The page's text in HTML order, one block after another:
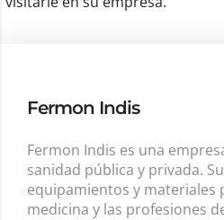
Fermon Indis
Fermon Indis es una
sanidad pública y privada.
equipamientos y materiales
medicina y las profesiones